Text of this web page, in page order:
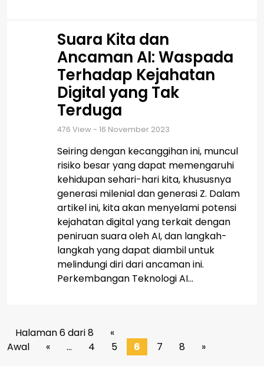
Suara Kita dan
Ancaman AI: Waspada
Terhadap Kejahatan
Digital yang Tak
Terduga
476 View - 16 November 2023
Seiring dengan kecanggihan ini, muncul
risiko besar yang dapat memengaruhi
kehidupan sehari-hari kita, khususnya
generasi milenial dan generasi Z. Dalam
artikel ini, kita akan menyelami potensi
kejahatan digital yang terkait dengan
peniruan suara oleh AI, dan langkah-
langkah yang dapat diambil untuk
melindungi diri dari ancaman ini.
Perkembangan Teknologi AI...
Halaman 6 dari 8
«
Awal
« ... 4 5 6 7 8 »